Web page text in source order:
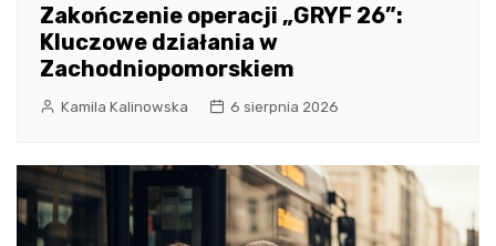
Zakończenie operacji „GRYF 26”:
Kluczowe działania w
Zachodniopomorskiem
Kamila Kalinowska 6 sierpnia 2026